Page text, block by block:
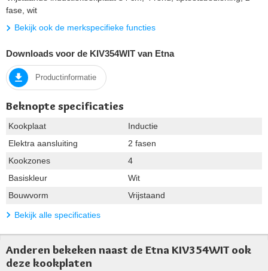
fase, wit
Bekijk ook de merkspecifieke functies
Downloads voor de KIV354WIT van Etna
Productinformatie
Beknopte specificaties
Kookplaat
Inductie
Elektra aansluiting
2 fasen
Kookzones
4
Basiskleur
Wit
Bouwvorm
Vrijstaand
Bekijk alle specificaties
Anderen bekeken naast de Etna KIV354WIT ook
deze kookplaten